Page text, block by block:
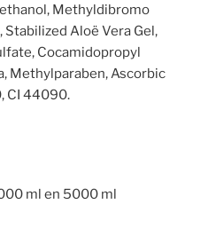
Methyldibromo
Aloë Vera Gel,
Cocamidopropyl
Methylparaben, Ascorbic
CI 44090.
ml en 5000 ml